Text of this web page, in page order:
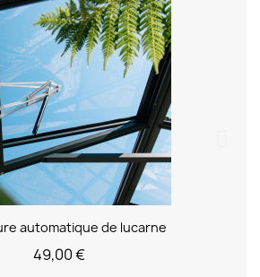
automatique de lucarne
49,00 €